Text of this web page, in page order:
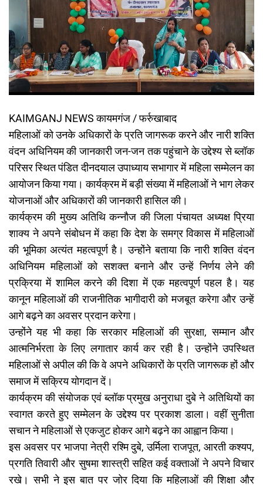
KAIMGANJ NEWS कायमगंज / फर्रुखाबाद
महिलाओं को उनके अधिकारों के प्रति जागरूक करने और नारी शक्ति
वंदन अधिनियम की जानकारी जन-जन तक पहुंचाने के उद्देश्य से ब्लॉक
परिसर स्थित पंडित दीनदयाल उपाध्याय सभागार में महिला सम्मेलन का
आयोजन किया गया। कार्यक्रम में बड़ी संख्या में महिलाओं ने भाग लेकर
योजनाओं और अधिकारों की जानकारी हासिल की।
कार्यक्रम की मुख्य अतिथि कन्नौज की जिला पंचायत अध्यक्ष प्रिया
शाक्य ने अपने संबोधन में कहा कि देश के समग्र विकास में महिलाओं
की भूमिका अत्यंत महत्वपूर्ण है। उन्होंने बताया कि नारी शक्ति वंदन
अधिनियम महिलाओं को सशक्त बनाने और उन्हें निर्णय लेने की
प्रक्रिया में शामिल करने की दिशा में एक महत्वपूर्ण पहल है। यह
कानून महिलाओं की राजनीतिक भागीदारी को मजबूत करेगा और उन्हें
आगे बढ़ने का अवसर प्रदान करेगा।
उन्होंने यह भी कहा कि सरकार महिलाओं की सुरक्षा, सम्मान और
आत्मनिर्भरता के लिए लगातार कार्य कर रही है। उन्होंने उपस्थित
महिलाओं से अपील की कि वे अपने अधिकारों के प्रति जागरूक हों और
समाज में सक्रिय योगदान दें।
कार्यक्रम की संयोजक एवं ब्लॉक प्रमुख अनुराधा दुबे ने अतिथियों का
स्वागत करते हुए सम्मेलन के उद्देश्य पर प्रकाश डाला। वहीं सुनीता
सचान ने महिलाओं से एकजुट होकर आगे बढ़ने का आह्वान किया।
इस अवसर पर भाजपा नेत्री रश्मि दुबे, उर्मिला राजपूत, आरती कश्यप,
प्रगति तिवारी और सुषमा शास्त्री सहित कई वक्ताओं ने अपने विचार
रखे। सभी ने इस बात पर जोर दिया कि महिलाओं की शिक्षा और